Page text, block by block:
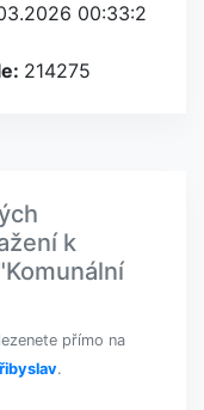
00:33:2
214275
k
přímo na
.